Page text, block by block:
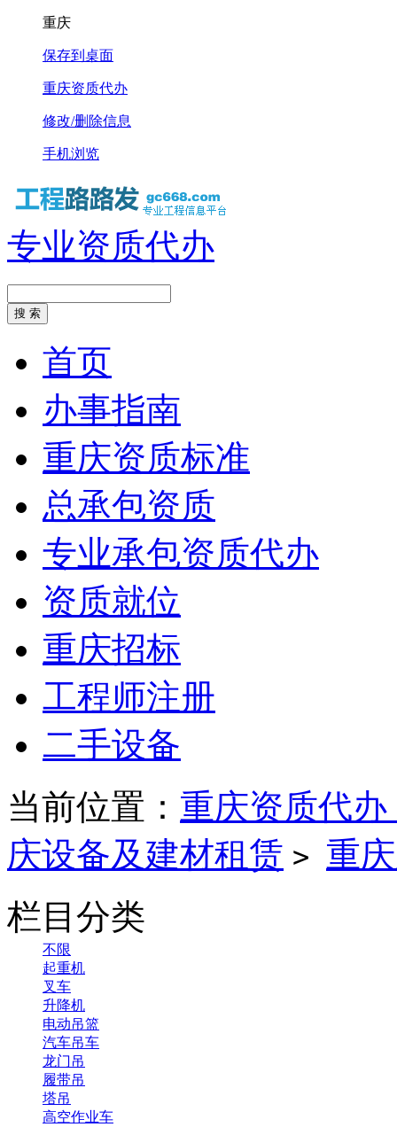
重庆
保存到桌面
重庆资质代办
修改/删除信息
手机浏览
专业资质代办
首页
办事指南
重庆资质标准
总承包资质
专业承包资质代办
资质就位
重庆招标
工程师注册
二手设备
当前位置： 重庆资质代
庆设备及建材租赁 > 重
栏目分类
不限
起重机
叉车
升降机
电动吊篮
汽车吊车
龙门吊
履带吊
塔吊
高空作业车